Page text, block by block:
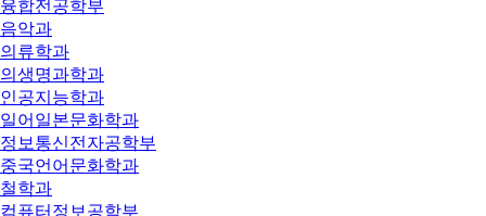
융합전공학부
음악과
의류학과
의생명과학과
인공지능학과
일어일본문화학과
정보통신전자공학부
중국언어문화학과
철학과
컴퓨터정보공학부